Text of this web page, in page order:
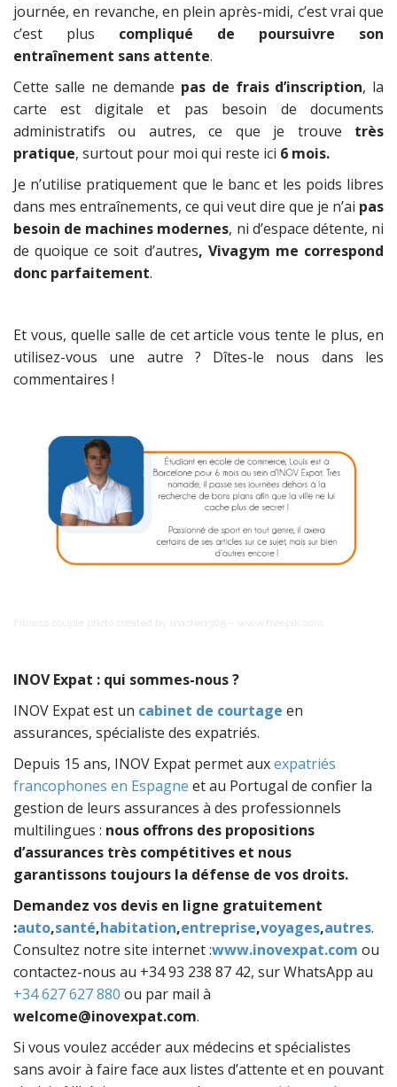
journée, en revanche, en plein après-midi, c’est vrai que
c’est plus compliqué de poursuivre son
entraînement sans attente.
Cette salle ne demande pas de frais d’inscription, la
carte est digitale et pas besoin de documents
administratifs ou autres, ce que je trouve très
pratique, surtout pour moi qui reste ici 6 mois.
Je n’utilise pratiquement que le banc et les poids libres
dans mes entraînements, ce qui veut dire que je n’ai pas
besoin de machines modernes, ni d’espace détente, ni
de quoique ce soit d’autres, Vivagym me correspond
donc parfaitement.
Et vous, quelle salle de cet article vous tente le plus, en
utilisez-vous une autre ? Dîtes-le nous dans les
commentaires !
Fitness couple photo created by master1305 – www.freepik.com
INOV Expat : qui sommes-nous ?
INOV Expat est un cabinet de courtage en
assurances, spécialiste des expatriés.
Depuis 15 ans, INOV Expat permet auxexpatriés
francophones en Espagne et au Portugal de confier la
gestion de leurs assurances à des professionnels
multilingues : nous offrons des propositions
d’assurances très compétitives et nous
garantissons toujours la défense de vos droits.
Demandez vos devis en ligne gratuitement
:auto,santé,habitation,entreprise,voyages,autres.
Consultez notre site internet :www.inovexpat.com ou
contactez-nous au +34 93 238 87 42, sur WhatsApp au
+34 627 627 880 ou par mail à
welcome@inovexpat.com.
Si vous voulez accéder aux médecins et spécialistes
sans avoir à faire face aux listes d’attente et en pouvant